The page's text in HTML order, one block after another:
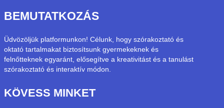
BEMUTATKOZÁS
Üdvözöljük platformunkon! Célunk, hogy szórakoztató és
oktató tartalmakat biztosítsunk gyermekeknek és
felnőtteknek egyaránt, elősegítve a kreativitást és a tanulást
szórakoztató és interaktív módon.
KÖVESS MINKET